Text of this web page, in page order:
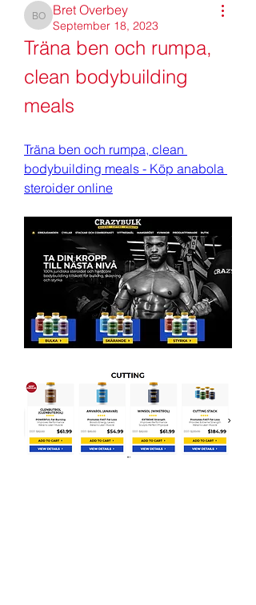
Bret Overbey
Bret Overbey
September 18, 2023
Träna ben och rumpa,
clean bodybuilding
meals
Träna ben och rumpa, clean
bodybuilding meals - Köp anabola
steroider online